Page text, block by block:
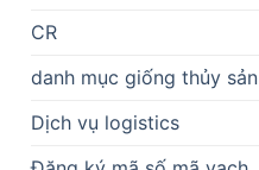
CR
danh mục giống thủy sản
Dịch vụ logistics